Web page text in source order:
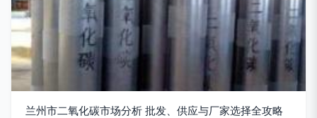
兰州市二氧化碳市场分析 批发、供应与厂家选择全攻略